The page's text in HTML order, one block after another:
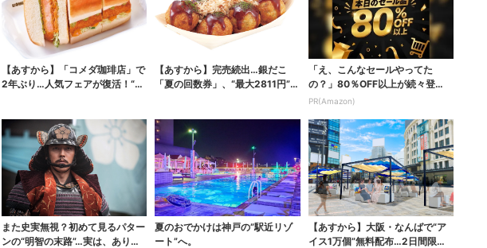
【あすから】「コメダ珈琲店」で
2年ぶり…人気フェアが復活！“ハ
【あすから】完売続出…銀だこ
「夏の回数券」、“最大2811円”お
「え、こんなセールやってた
の？」80％OFF以上が続々登
場！Amazonの本気が...
PR(Amazon)
また史実無視？初めて見るパター
ンの“明智の末路”…実は、ありえ
夏のおでかけは神戸の”駅近リゾ
ート”へ。
【あすから】大阪・なんばで“ア
イス1万個”無料配布…2日間限定